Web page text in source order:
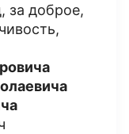
за доброе,